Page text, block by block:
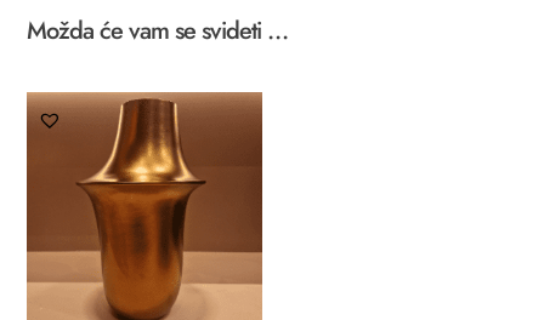
Možda će vam se svideti …